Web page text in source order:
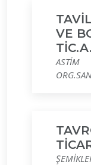
VE
ASTİM